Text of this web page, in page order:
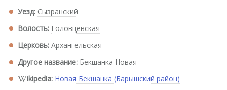
Уезд: Сызранский
Волость: Головцевская
Церковь: Архангельская
Другое название: Бекшанка Новая
ikipedia: Новая Бекшанка (Барышский район)